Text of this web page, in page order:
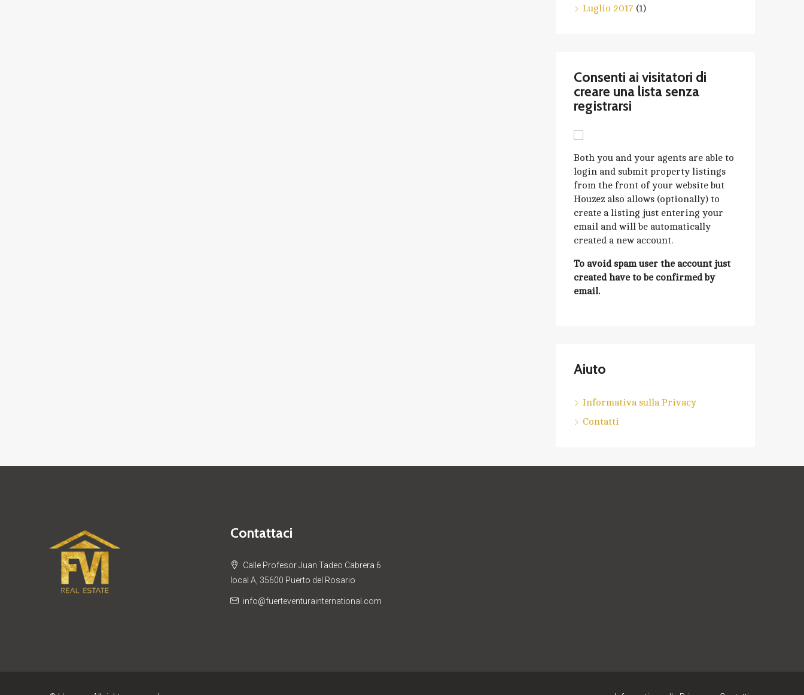
Luglio 2017 (1)
Consenti ai visitatori di
creare una lista senza
registrarsi
Both you and your agents are able to
login and submit property listings
from the front of your website but
Houzez also allows (optionally) to
create a listing just entering your
email and will be automatically
created a new account.
To avoid spam user the account just
created have to be confirmed by
email.
Aiuto
Informativa sulla Privacy
Contatti
Contattaci
Calle Profesor Juan Tadeo Cabrera 6
local A, 35600 Puerto del Rosario
info@fuerteventurainternational.com